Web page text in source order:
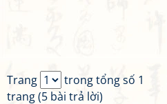
Trang
trong tổng số 1
trang (5 bài trả lời)